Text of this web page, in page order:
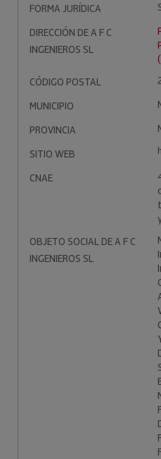
FORMA JURÍDICA
DIRECCIÓN DE A F C
INGENIEROS SL
CÓDIGO POSTAL
MUNICIPIO
PROVINCIA
SITIO WEB
CNAE
OBJETO SOCIAL DE A F C
INGENIEROS SL